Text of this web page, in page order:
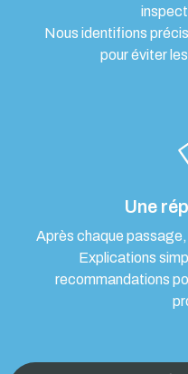
Nous identifions
pour éviter
Une
Après chaque passage,
Explications
recommandations